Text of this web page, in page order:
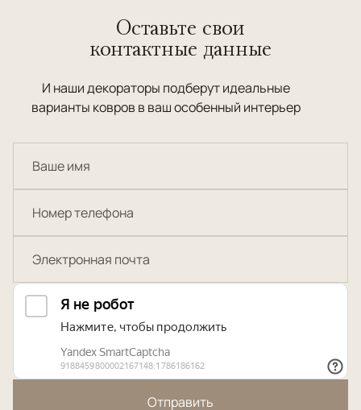
Оставьте свои
контактные данные
И наши декораторы подберут идеальные
варианты ковров в ваш особенный интерьер
Отправить